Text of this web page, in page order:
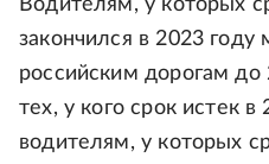
Водителям, у которых
закончился в 2023
российским дорогам
тех, у кого срок истек
водителям, у которых